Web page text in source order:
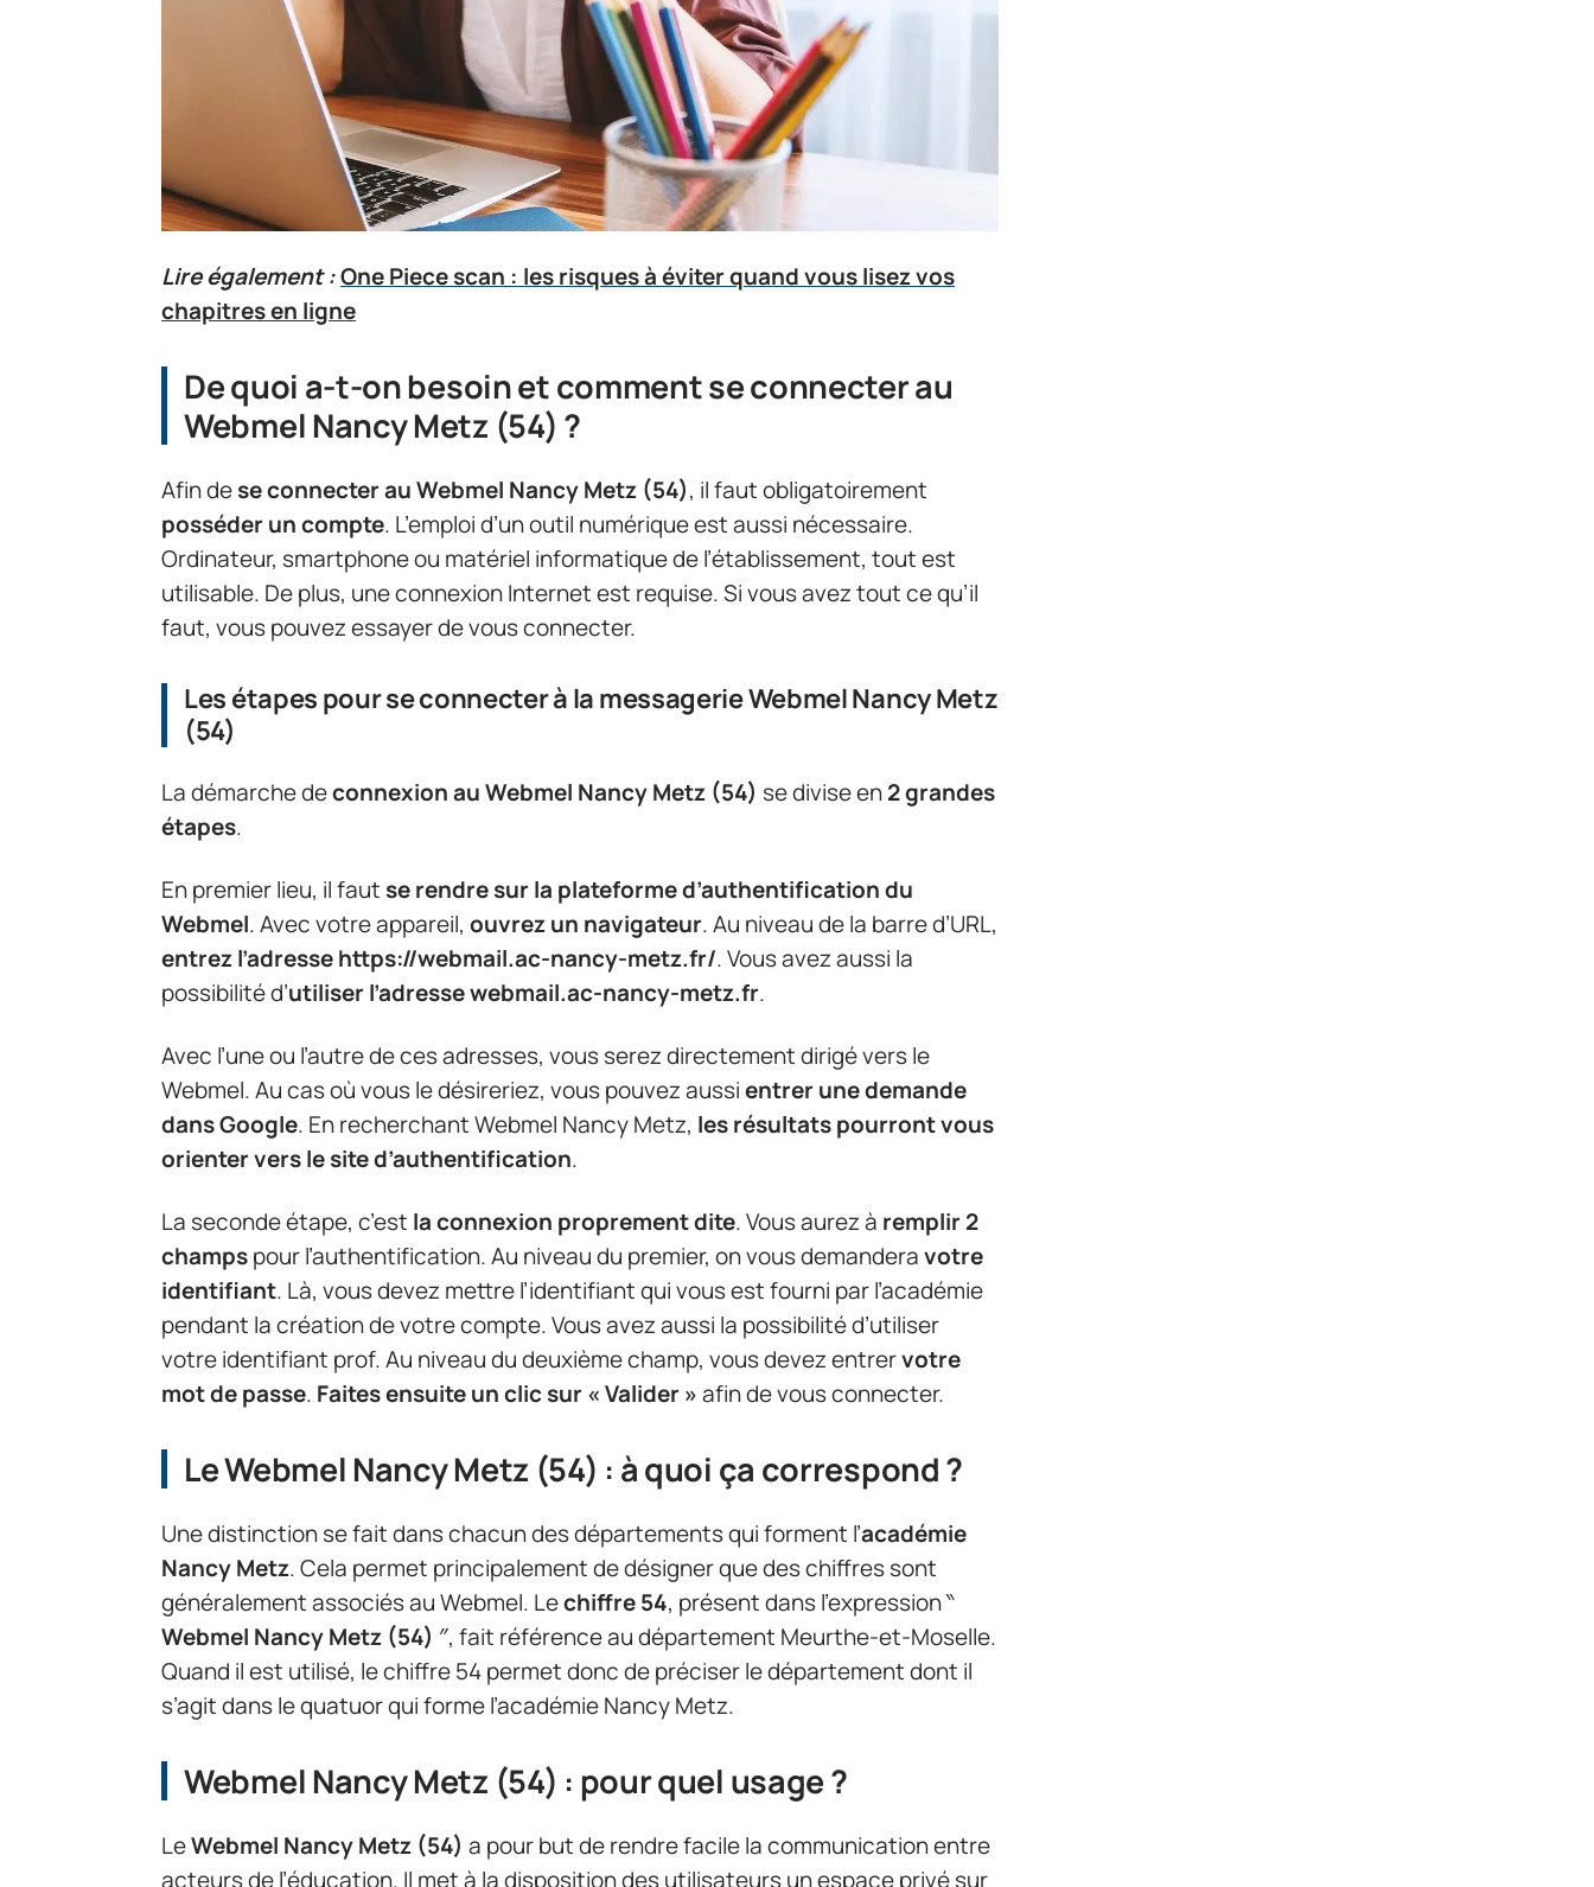
Lire également :One Piece scan : les risques à éviter quand vous lisez vos
chapitres en ligne
De quoi a-t-on besoin et comment se connecter au
Webmel Nancy Metz (54) ?
Afin dese connecter au Webmel Nancy Metz (54), il faut obligatoirement
posséder un compte. L’emploi d’un outil numérique est aussi nécessaire.
Ordinateur, smartphone ou matériel informatique de l’établissement, tout est
utilisable. De plus, une connexion Internet est requise. Si vous avez tout ce qu’il
faut, vous pouvez essayer de vous connecter.
Les étapes pour se connecter à la messagerie Webmel Nancy Metz
(54)
La démarche deconnexion au Webmel Nancy Metz (54) se divise en2 grandes
étapes.
En premier lieu, il faut se rendre sur la plateforme d’authentification du
Webmel. Avec votre appareil, ouvrez un navigateur. Au niveau de la barre d’URL,
entrez l’adressehttps://webmail.ac-nancy-metz.fr/. Vous avez aussi la
possibilité d’utiliser l’adresse webmail.ac-nancy-metz.fr.
Avec l’une ou l’autre de ces adresses, vous serez directement dirigé vers le
Webmel. Au cas où vous le désireriez, vous pouvez aussientrer une demande
dans Google. En recherchant Webmel Nancy Metz, les résultats pourront vous
orienter vers le site d’authentification.
La seconde étape, c’est la connexion proprement dite. Vous aurez à remplir 2
champspour l’authentification. Au niveau du premier, on vous demanderavotre
identifiant. Là, vous devez mettre l’identifiant qui vous est fourni par l’académie
pendant la création de votre compte. Vous avez aussi la possibilité d’utiliser
votre identifiant prof. Au niveau du deuxième champ, vous devez entrervotre
mot de passe. Faites ensuite un clic sur « Valider »afin de vous connecter.
Le Webmel Nancy Metz (54) : à quoi ça correspond ?
Une distinction se fait dans chacun des départements qui forment l’académie
Nancy Metz. Cela permet principalement de désigner que des chiffres sont
généralement associés au Webmel. Lechiffre 54, présent dans l’expression ‶
Webmel Nancy Metz (54) ″, fait référence au département Meurthe-et-Moselle.
Quand il est utilisé, le chiffre 54 permet donc de préciser le département dont il
s’agit dans le quatuor qui forme l’académie Nancy Metz.
Webmel Nancy Metz (54) : pour quel usage ?
LeWebmel Nancy Metz (54) a pour but de rendre facile la communication entre
acteurs de l’éducation. Il met à la disposition des utilisateurs un espace privé sur